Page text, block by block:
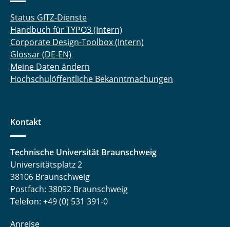
Status GITZ-Dienste
Handbuch für TYPO3 (Intern)
Corporate Design-Toolbox (Intern)
Glossar (DE-EN)
Meine Daten ändern
Hochschulöffentliche Bekanntmachungen
Kontakt
Technische Universität Braunschweig
Universitätsplatz 2
38106 Braunschweig
Postfach: 38092 Braunschweig
Telefon: +49 (0) 531 391-0
Anreise